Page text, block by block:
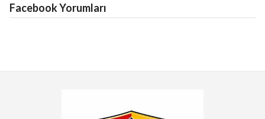
Facebook Yorumları